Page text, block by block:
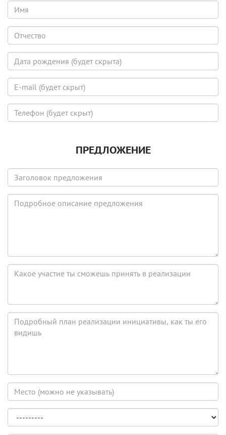
Имя
Отчество
Дата
рождения
(будет
скрыта)
mail
(будет
скрыт)
Телефон
(будет
ПРЕДЛОЖЕНИЕ
Заголовок
предложения
Подробное
описание
Какое
сможешь
принять
реализации
Подробный
реализации
ты
его
видишь
Место
(можно
неуказывать)